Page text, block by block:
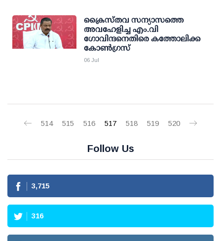
ക്രൈസ്തവ സന്യാസത്തെ
അവഹേളിച്ച എം.വി
ഗോവിന്ദനെതിരെ കത്തോലിക്ക
കോണ്‍ഗ്രസ്
06 Jul
514 515 516 517 518 519 520
Follow Us
3,715
316